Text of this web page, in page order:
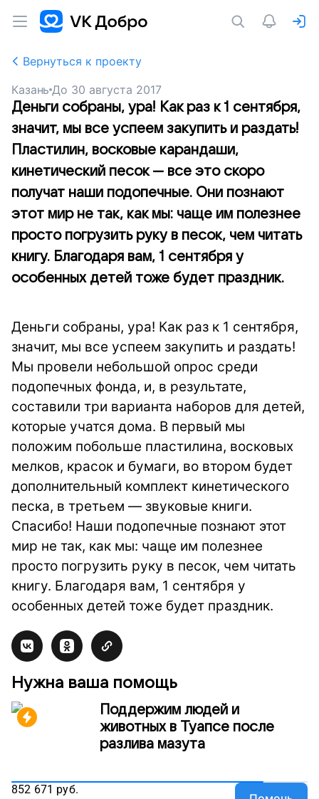
Вернуться к проекту
Казань До 30 августа 2017
Деньги собраны, ура! Как раз к 1 сентября,
значит, мы все успеем закупить и раздать!
Пластилин, восковые карандаши,
кинетический песок — все это скоро
получат наши подопечные. Они познают
этот мир не так, как мы: чаще им полезнее
просто погрузить руку в песок, чем читать
книгу. Благодаря вам, 1 сентября у
особенных детей тоже будет праздник.
Деньги собраны, ура! Как раз к 1 сентября,
значит, мы все успеем закупить и раздать!
Мы провели небольшой опрос среди
подопечных фонда, и, в результате,
составили три варианта наборов для детей,
которые учатся дома. В первый мы
положим побольше пластилина, восковых
мелков, красок и бумаги, во втором будет
дополнительный комплект кинетического
песка, в третьем — звуковые книги.
Спасибо! Наши подопечные познают этот
мир не так, как мы: чаще им полезнее
просто погрузить руку в песок, чем читать
книгу. Благодаря вам, 1 сентября у
особенных детей тоже будет праздник.
Нужна ваша помощь
Поддержим людей и
животных в Туапсе после
разлива мазута
852 671 руб.